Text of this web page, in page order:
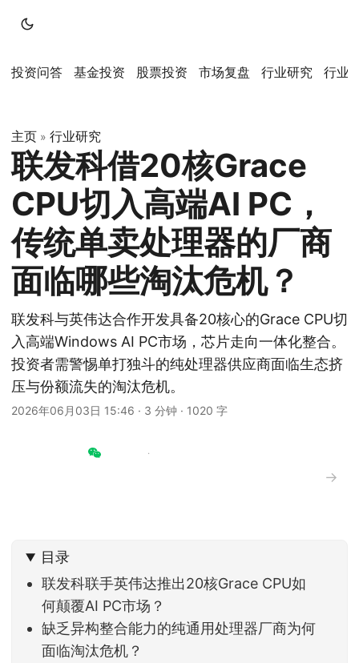
投资问答 基金投资 股票投资 市场复盘 行业研究 行业
主页 » 行业研究
联发科借20核Grace
CPU切入高端AI PC，
传统单卖处理器的厂商
面临哪些淘汰危机？
联发科与英伟达合作开发具备20核心的Grace CPU切
入高端Windows AI PC市场，芯片走向一体化整合。
投资者需警惕单打独斗的纯处理器供应商面临生态挤
压与份额流失的淘汰危机。
2026年06月03日 15:46 · 3 分钟 · 1020 字
→
目录
联发科联手英伟达推出20核Grace CPU如
何颠覆AI PC市场？
缺乏异构整合能力的纯通用处理器厂商为何
面临淘汰危机？